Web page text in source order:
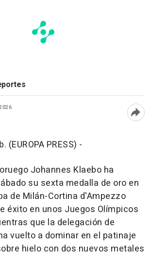
(EUROPA PRESS) -
Johannes Klaebo ha
su sexta medalla de oro en
de Milán-Cortina d'Ampezzo
éxito en unos Juegos Olímpicos
que la delegación de
vuelto a dominar en el patinaje
hielo con dos nuevos metales